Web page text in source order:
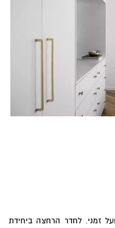
זמני. לחדר הרחצה ביחידת